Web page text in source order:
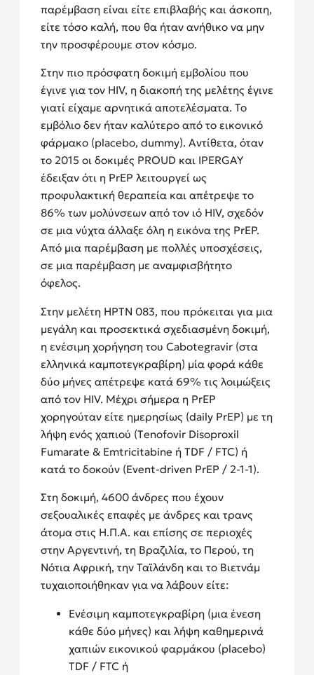
παρέμβαση είναι είτε επιβλαβής και άσκοπη,
είτε τόσο καλή, που θα ήταν ανήθικο να μην
την προσφέρουμε στον κόσμο.
Στην πιο πρόσφατη δοκιμή εμβολίου που
έγινε για τον HIV, η διακοπή της μελέτης έγινε
γιατί είχαμε αρνητικά αποτελέσματα. Το
εμβόλιο δεν ήταν καλύτερο από το εικονικό
φάρμακο (placebo, dummy). Αντίθετα, όταν
το 2015 οι δοκιμές PROUD και IPERGAY
έδειξαν ότι η PrEP λειτουργεί ως
προφυλακτική θεραπεία και απέτρεψε το
86% των μολύνσεων από τον ιό HIV, σχεδόν
σε μια νύχτα άλλαξε όλη η εικόνα της PrEP.
Από μια παρέμβαση με πολλές υποσχέσεις,
σε μια παρέμβαση με αναμφισβήτητο
όφελος.
Στην μελέτη HPTN 083, που πρόκειται για μια
μεγάλη και προσεκτικά σχεδιασμένη δοκιμή,
η ενέσιμη χορήγηση του Cabotegravir (στα
ελληνικά καμποτεγκραβίρη) μία φορά κάθε
δύο μήνες απέτρεψε κατά 69% τις λοιμώξεις
από τον HIV. Μέχρι σήμερα η PrEP
χορηγούταν είτε ημερησίως (daily PrEP) με τη
λήψη ενός χαπιού (Τenofovir Disoproxil
Fumarate & Emtricitabine ή TDF / FTC) ή
κατά το δοκούν (Event-driven PrEP / 2-1-1).
Στη δοκιμή, 4600 άνδρες που έχουν
σεξουαλικές επαφές με άνδρες και τρανς
άτομα στις Η.Π.Α. και επίσης σε περιοχές
στην Αργεντινή, τη Βραζιλία, το Περού, τη
Νότια Αφρική, την Ταϊλάνδη και το Βιετνάμ
τυχαιοποιήθηκαν για να λάβουν είτε:
Ενέσιμη καμποτεγκραβίρη (μια ένεση
κάθε δύο μήνες) και λήψη καθημερινά
χαπιών εικονικού φαρμάκου (placebo)
TDF / FTC ή